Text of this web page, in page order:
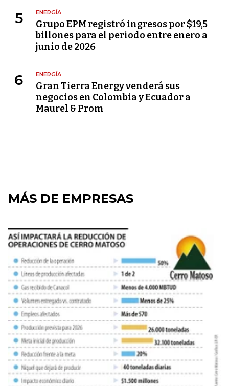
5 ENERGÍA
Grupo EPM registró ingresos por $19,5
billones para el periodo entre enero a
junio de 2026
6 ENERGÍA
Gran Tierra Energy venderá sus
negocios en Colombia y Ecuador a
Maurel & Prom
MÁS DE EMPRESAS